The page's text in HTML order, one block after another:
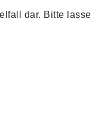
dar. Bitte